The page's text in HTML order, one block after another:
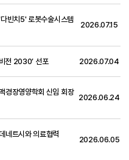
빈치5' 로봇수술시스템
2026.07.15
전 2030’ 선포 2026.07.04
경장영양학회 신임 회장
2026.06.24
네트시와 의료협력
2026.06.05